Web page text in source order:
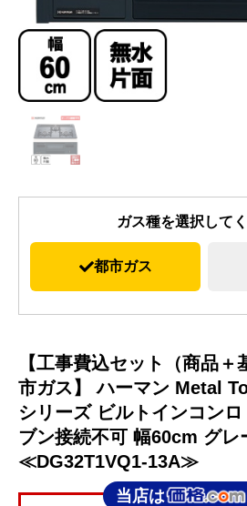
ガス種を選択して
都市ガス
【工事費込セット（商品
市ガス】 ハーマン Metal
シリーズ ビルトインコン
ブン接続不可 幅60cm グレ
≪DG32T1VQ1-13A≫
当店は